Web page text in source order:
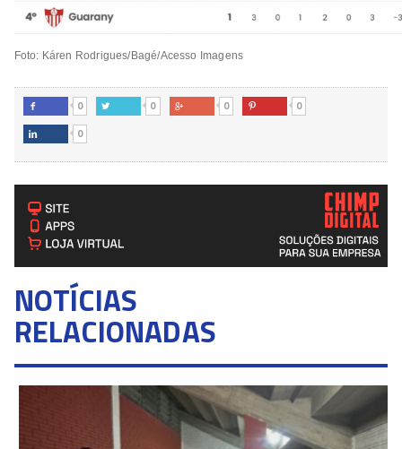
Foto: Káren Rodrigues/Bagé/Acesso Imagens
 0  0  0  0
 0
NOTÍCIAS
RELACIONADAS